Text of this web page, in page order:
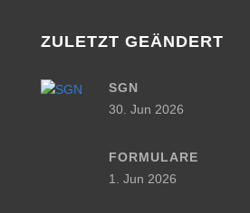
ZULETZT GEÄNDERT
SGN
30. Jun 2026
FORMULARE
1. Jun 2026